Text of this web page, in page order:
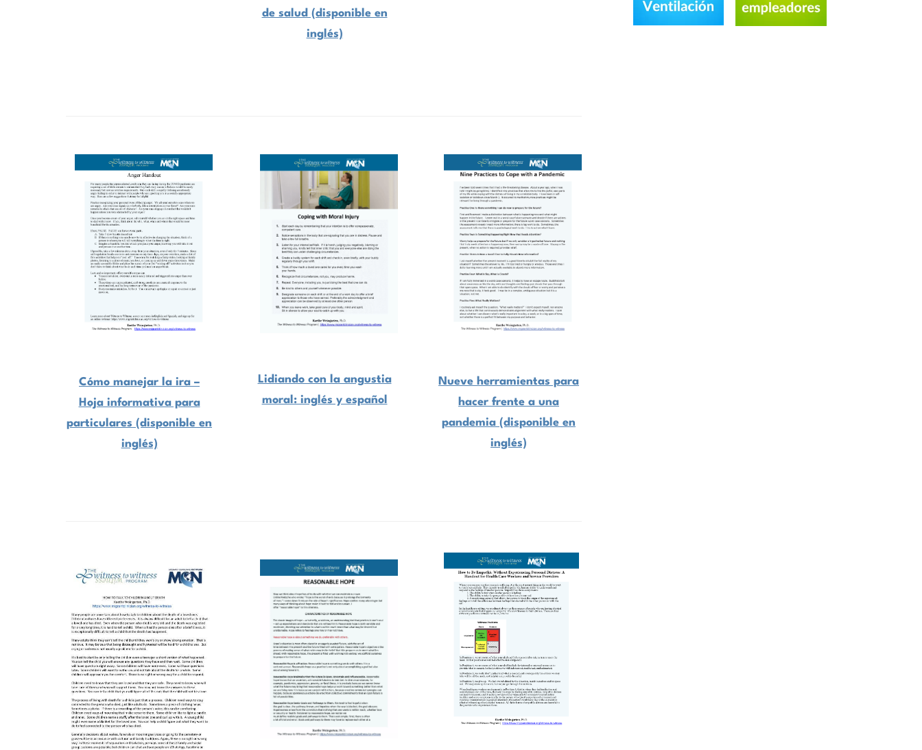
de salud (disponible en
inglés)
Cómo manejar la ira –
Hoja informativa para
particulares (disponible en
inglés)
Lidiando con la angustia
moral: inglés y español
Nueve herramientas para
hacer frente a una
pandemia (disponible en
inglés)